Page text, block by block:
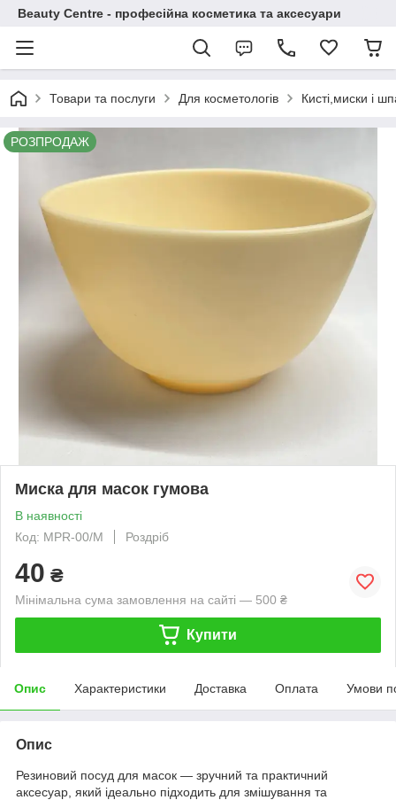
Beauty Centre - професійна косметика та аксесуари
Товари та послуги Для косметологів Кисті,миски і
РОЗПРОДАЖ
Миска для масок гумова
В наявності
Код: MPR-00/M
Роздріб
40 ₴
Мінімальна сума замовлення на сайті — 500 ₴
Купити
Опис Характеристики Доставка Оплата Умови
Опис
Резиновий посуд для масок — зручний та практичний
аксесуар, який ідеально підходить для змішування та